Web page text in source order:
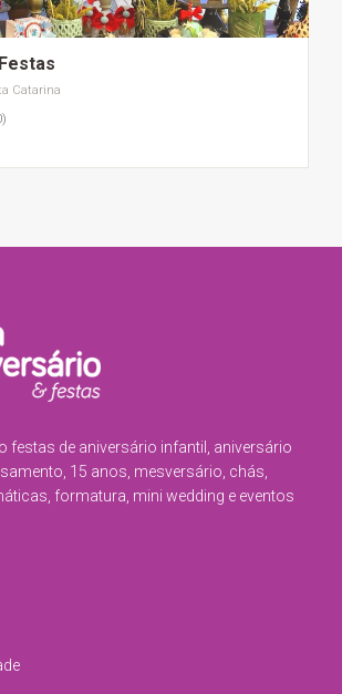
Catarina
festas de aniversário infantil, aniversário
15 anos, mesversário, chás,
formatura, mini wedding e eventos